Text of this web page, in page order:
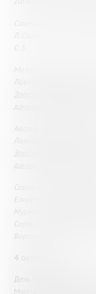
Сашенкова, Л. «О
Л. Сашенкова //
С. 5.
Мозолевская
Ловозерская правда.-
Электронная версия
данных «Мурманская
Авдеева, Л. Душа,
Ловозерская правда. -
Электронная версия
данных «Мурманская
Сорокожердьев, В. В.
Елисеевна / В.
Мурмана :
Сорокожердьев ; [под
Воронина]. - Мурманск,
4 октября
День города Мурманска.
Мурманской области. 4